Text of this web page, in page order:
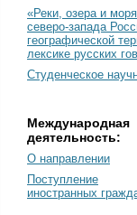
«Реки, озера и моря
северо-запада
географической
лексике русских
Студенческое
Международная
деятельность:
О направлении
Поступление
иностранных